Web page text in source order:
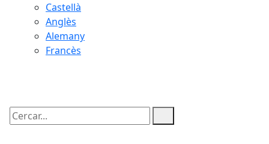
Castellà
Anglès
Alemany
Francès
Cercar: